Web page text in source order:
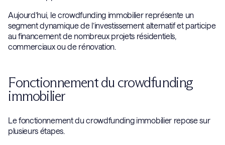
Aujourd’hui, le crowdfunding immobilier représente un
segment dynamique de l’investissement alternatif et participe
au financement de nombreux projets résidentiels,
commerciaux ou de rénovation.
Fonctionnement du crowdfunding
immobilier
Le fonctionnement du crowdfunding immobilier repose sur
plusieurs étapes.